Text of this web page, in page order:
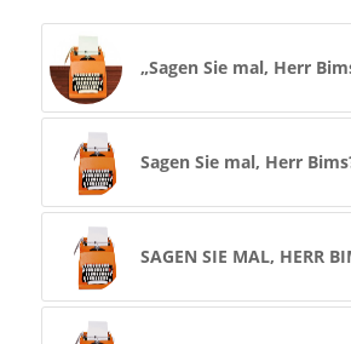
„Sagen Sie mal, Herr
Sagen Sie mal, Herr
SAGEN SIE MAL, HERR